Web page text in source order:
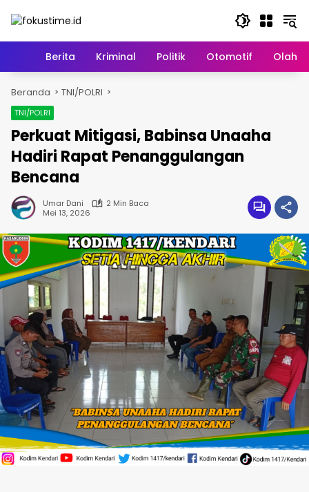
HomeBerita Kriminal Politik Otomotif
Beranda TNI/POLRI
TNI/POLRI
Perkuat Mitigasi, Babinsa Unaaha
Hadiri Rapat Penanggulangan
Bencana
Umar Dani
2 Min Baca
Mei 13, 2026